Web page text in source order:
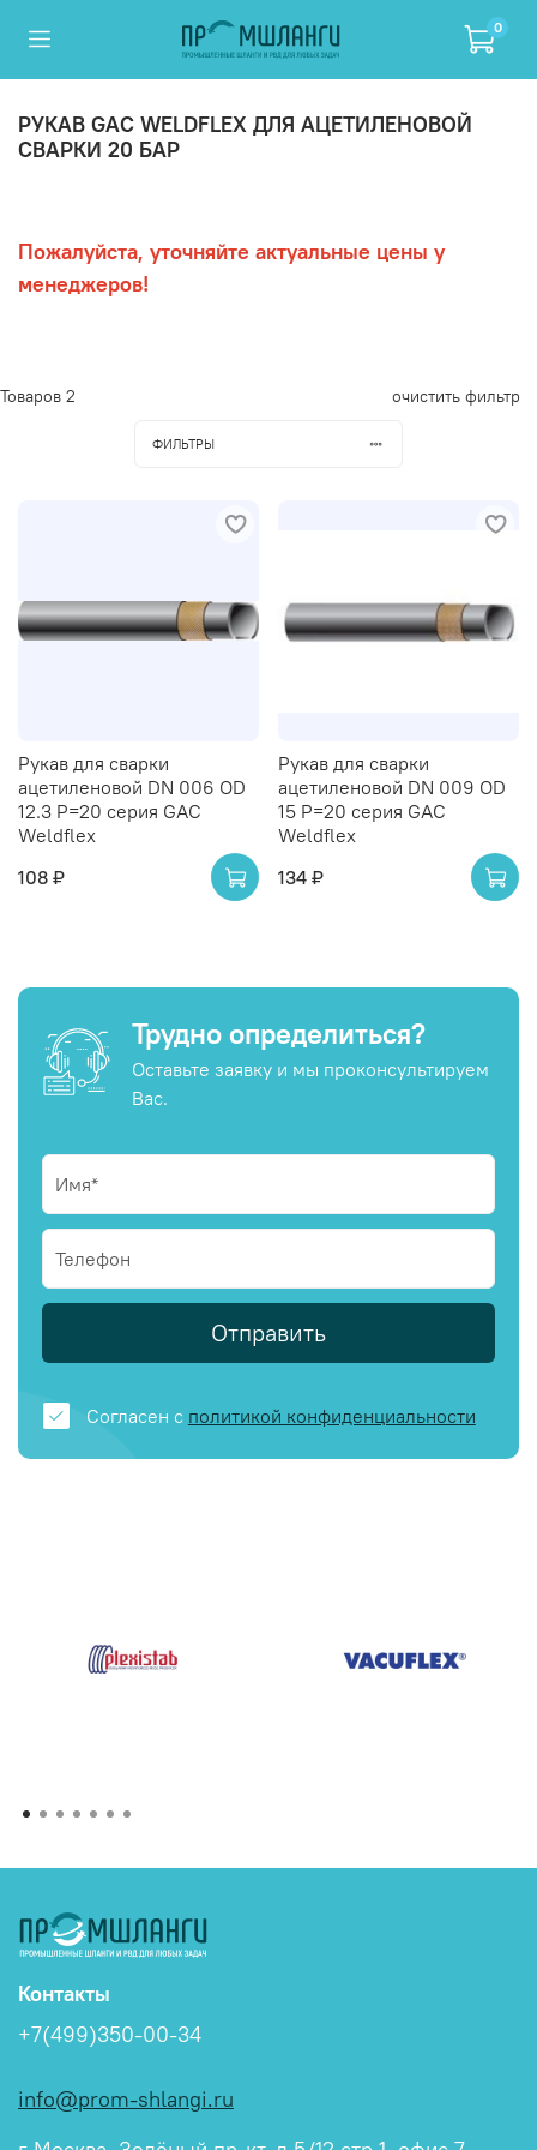
0
РУКАВ GAC WELDFLEX ДЛЯ АЦЕТИЛЕНОВОЙ
СВАРКИ 20 БАР
Пожалуйста, уточняйте актуальные цены у
менеджеров!
Товаров 2 очистить фильтр
ФИЛЬТРЫ
Рукав для сварки
ацетиленовой DN 006 OD
12.3 P=20 серия GAC
Weldflex
108 ₽
Рукав для сварки
ацетиленовой DN 009 OD
15 P=20 серия GAC
Weldflex
134 ₽
Трудно определиться?
Оставьте заявку и мы проконсультируем
Вас.
Отправить
Согласен с политикой конфиденциальности
Контакты
+7(499)350-00-34
info@prom-shlangi.ru